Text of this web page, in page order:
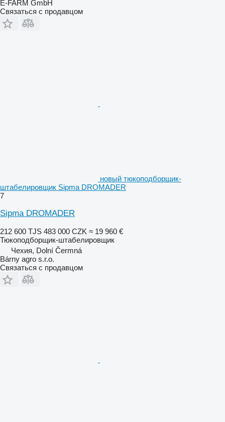
E-FARM GmbH
Связаться с продавцом
новый тюкоподборщик-
штабелировщик Sipma DROMADER
7
Sipma DROMADER
212 600 TJS 483 000 CZK ≈ 19 960 €
Тюкоподборщик-штабелировщик
Чехия, Dolní Čermná
Bárny agro s.r.o.
Связаться с продавцом